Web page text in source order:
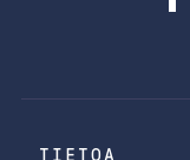
TIETOA